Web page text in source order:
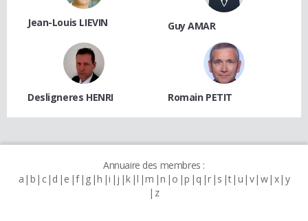
Jean-Louis LIEVIN Guy AMAR
Desligneres HENRI Romain PETIT
Annuaire des membres :
a b c d e f g h i j k l m n o p q r s t u v w x y
z